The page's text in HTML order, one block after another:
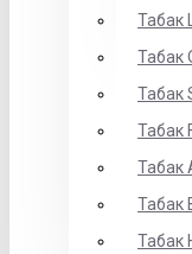
Табак
Табак
Табак
Табак
Табак
Табак
Табак